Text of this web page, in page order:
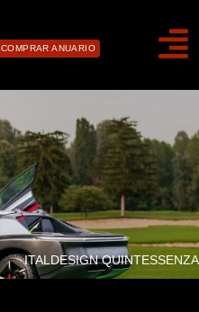
COMPRAR ANUARIO
ITALDESIGN QUINTESSENZA